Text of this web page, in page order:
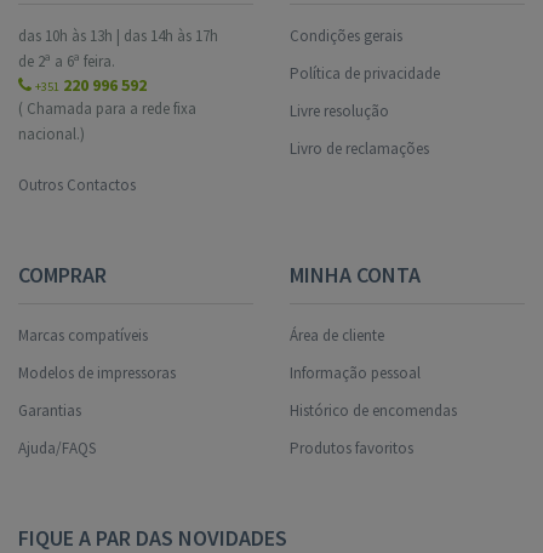
das 10h às 13h | das 14h às 17h
de 2ª a 6ª feira.
+351 220 996 592
( Chamada para a rede fixa
nacional.)
Outros Contactos
Condições gerais
Política de privacidade
Livre resolução
Livro de reclamações
COMPRAR
Marcas compatíveis
Modelos de impressoras
Garantias
Ajuda/FAQS
MINHA CONTA
Área de cliente
Informação pessoal
Histórico de encomendas
Produtos favoritos
FIQUE A PAR DAS NOVIDADES